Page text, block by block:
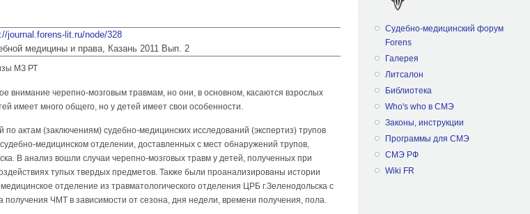
journal.forens-lit.ru/node/328
медицины и права, Казань 2011 Вып. 2
МЗ РТ
внимание черепно-мозговым травмам, но они, в основном, касаются взрослых
имеет много общего, но у детей имеет свои особенности.
актам (заключениям) судебно-медицинских исследований (экспертиз) трупов
медицинском отделении, доставленных с мест обнаружений трупов,
В анализ вошли случаи черепно-мозговых травм у детей, полученных при
тупых твердых предметов. Также были проанализированы истории
отделение из травматологического отделения ЦРБ г.Зеленодольска с
получения ЧМТ в зависимости от сезона, дня недели, времени получения, пола.
Судебно-медицинский форум
Forens
Галерея
Литсалон
Библиотека
Who's who в СМЭ
Законы, инструкции
Программы для СМЭ
СМЭ РФ
Wiki FR